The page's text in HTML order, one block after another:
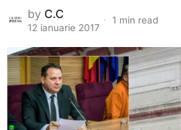
by C.C
12 ianuarie 2017
1 min read